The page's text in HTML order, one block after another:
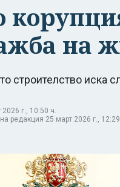
на
строителство иска
2026 г., 10:50 ч.
редакция 25 март 2026 г.,